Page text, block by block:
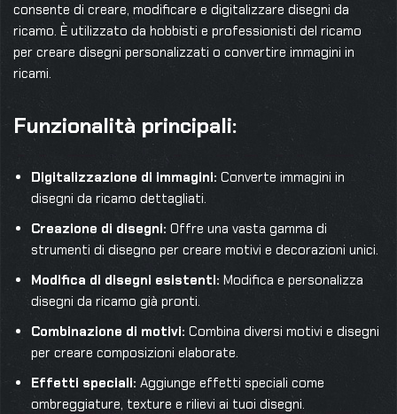
consente di creare, modificare e digitalizzare disegni da
ricamo. È utilizzato da hobbisti e professionisti del ricamo
per creare disegni personalizzati o convertire immagini in
ricami.
Funzionalità principali:
Digitalizzazione di immagini: Converte immagini in
disegni da ricamo dettagliati.
Creazione di disegni: Offre una vasta gamma di
strumenti di disegno per creare motivi e decorazioni unici.
Modifica di disegni esistenti: Modifica e personalizza
disegni da ricamo già pronti.
Combinazione di motivi: Combina diversi motivi e disegni
per creare composizioni elaborate.
Effetti speciali: Aggiunge effetti speciali come
ombreggiature, texture e rilievi ai tuoi disegni.